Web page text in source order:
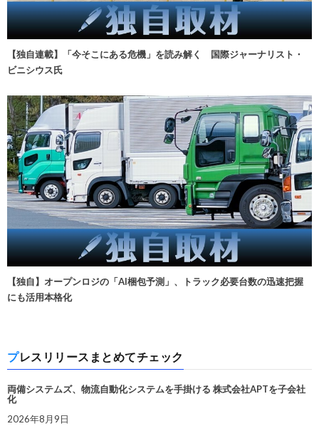
【独自連載】「今そこにある危機」を読み解く 国際ジャーナリスト・
ビニシウス氏
【独自】オープンロジの「AI梱包予測」、トラック必要台数の迅速把握
にも活用本格化
プレスリリースまとめてチェック
両備システムズ、物流自動化システムを手掛ける 株式会社APTを子会社
化
2026年8月9日